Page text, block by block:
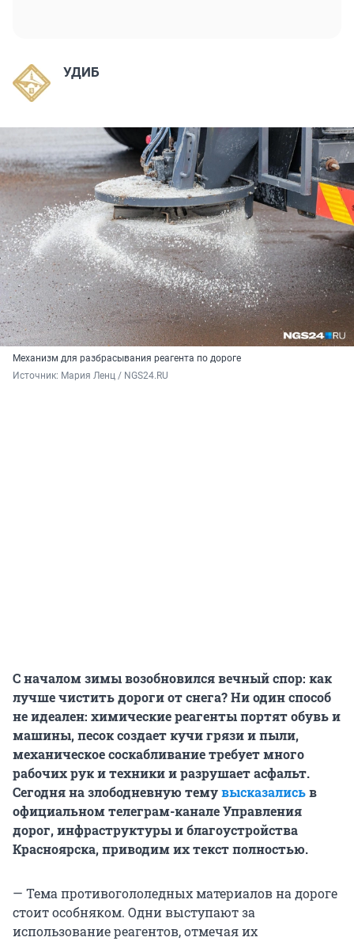
УДИБ
Механизм для разбрасывания реагента по дороге
Источник: Мария Ленц / NGS24.RU
С началом зимы возобновился вечный спор: как
лучше чистить дороги от снега? Ни один способ
не идеален: химические реагенты портят обувь и
машины, песок создает кучи грязи и пыли,
механическое соскабливание требует много
рабочих рук и техники и разрушает асфальт.
Сегодня на злободневную темувысказалисьв
официальном телеграм-канале Управления
дорог, инфраструктуры и благоустройства
Красноярска, приводим их текст полностью.
— Тема противогололедных материалов на дороге
стоит особняком. Одни выступают за
использование реагентов, отмечая их